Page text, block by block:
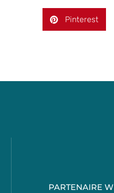
Pinterest
PARTENAIRE